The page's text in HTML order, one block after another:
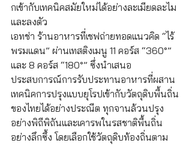
กเข้ากับเทคนิคสมัยใหม่ได้อย่างละเมียดละไม
และลงตัว
เอทช่า ร้านอาหารที่เชฟถ่ายทอดแนวคิด “ไร้
พรมแดน” ผ่านเทสติงเมนู 11 คอร์ส “360°”
และ 8 คอร์ส “180°” ซึ่งนำเสนอ
ประสบการณ์การรับประทานอาหารที่ผสาน
เทคนิคการปรุงแบบยุโรปเข้ากับวัตถุดิบพื้นถิ่น
ของไทยได้อย่างประณีต ทุกจานล้วนปรุง
อย่างพิถีพิถันและเคารพในรสชาติพื้นถิ่น
อย่างลึกซึ้ง โดยเลือกใช้วัตถุดิบท้องถิ่นตาม